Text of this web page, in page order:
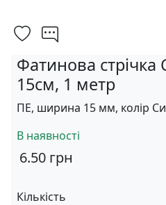
Фатинова
15см, 1 метр
ПЕ, ширина 15 мм, колір
В наявності
6.50 грн
Кількість